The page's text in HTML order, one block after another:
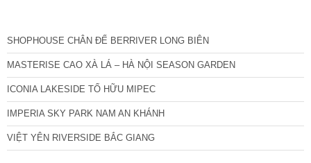
SHOPHOUSE CHÂN ĐẾ BERRIVER LONG BIÊN
MASTERISE CAO XÀ LÁ – HÀ NỘI SEASON GARDEN
ICONIA LAKESIDE TỐ HỮU MIPEC
IMPERIA SKY PARK NAM AN KHÁNH
VIỆT YÊN RIVERSIDE BẮC GIANG